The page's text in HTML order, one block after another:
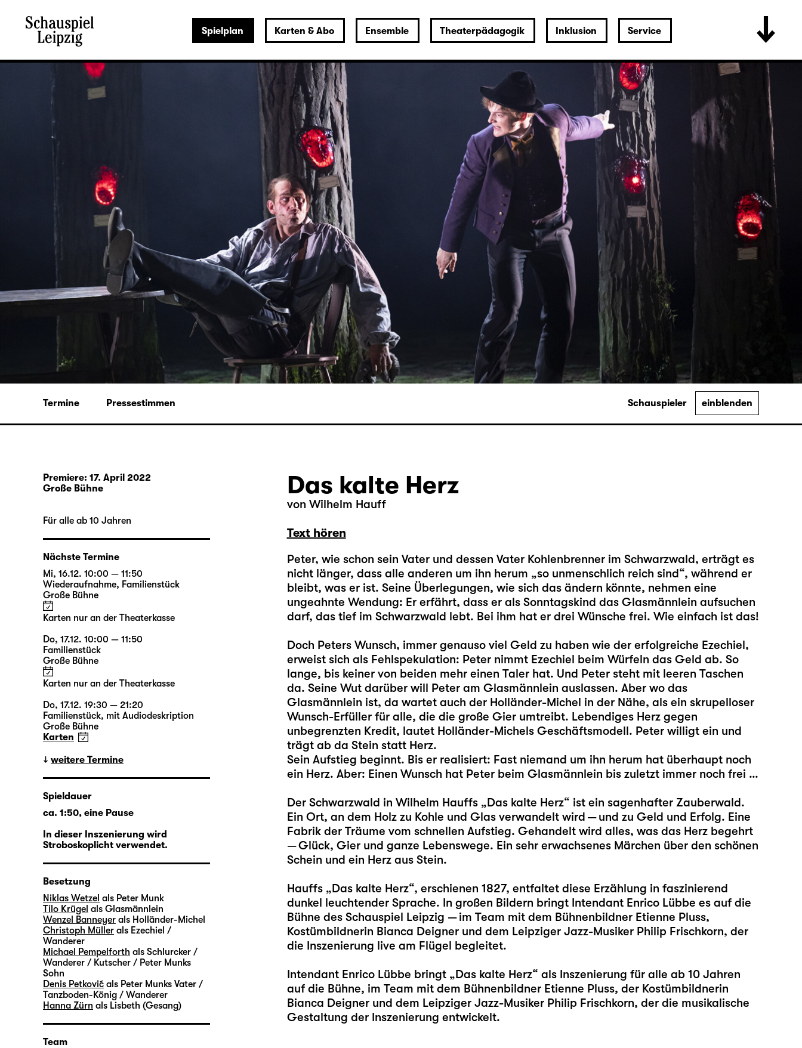
Spielplan Karten & Abo Ensemble Theaterpädagogik Inklusion Service
Termine Pressestimmen Schauspieler einblenden
Das kalte Herz
von Wilhelm Hauff
Text hören
Peter, wie schon sein Vater und dessen Vater Kohlenbrenner im Schwarzwald, erträgt es
nicht länger, dass alle anderen um ihn herum „so unmenschlich reich sind“, während er
bleibt, was er ist. Seine Überlegungen, wie sich das ändern könnte, nehmen eine
ungeahnte Wendung: Er erfährt, dass er als Sonntagskind das Glasmännlein aufsuchen
darf, das tief im Schwarzwald lebt. Bei ihm hat er drei Wünsche frei. Wie einfach ist das!
Doch Peters Wunsch, immer genauso viel Geld zu haben wie der erfolgreiche Ezechiel,
erweist sich als Fehlspekulation: Peter nimmt Ezechiel beim Würfeln das Geld ab. So
lange, bis keiner von beiden mehr einen Taler hat. Und Peter steht mit leeren Taschen
da. Seine Wut darüber will Peter am Glasmännlein auslassen. Aber wo das
Glasmännlein ist, da wartet auch der Holländer-Michel in der Nähe, als ein skrupelloser
Wunsch-Erfüller für alle, die die große Gier umtreibt. Lebendiges Herz gegen
unbegrenzten Kredit, lautet Holländer-Michels Geschäftsmodell. Peter willigt ein und
trägt ab da Stein statt Herz.
Sein Aufstieg beginnt. Bis er realisiert: Fast niemand um ihn herum hat überhaupt noch
ein Herz. Aber: Einen Wunsch hat Peter beim Glasmännlein bis zuletzt immer noch frei …
Der Schwarzwald in Wilhelm Hauffs „Das kalte Herz“ ist ein sagenhafter Zauberwald.
Ein Ort, an dem Holz zu Kohle und Glas verwandelt wird — und zu Geld und Erfolg. Eine
Fabrik der Träume vom schnellen Aufstieg. Gehandelt wird alles, was das Herz begehrt
— Glück, Gier und ganze Lebenswege. Ein sehr erwachsenes Märchen über den schönen
Schein und ein Herz aus Stein.
Hauffs „Das kalte Herz“, erschienen 1827, entfaltet diese Erzählung in faszinierend
dunkel leuchtender Sprache. In großen Bildern bringt Intendant Enrico Lübbe es auf die
Bühne des Schauspiel Leipzig — im Team mit dem Bühnenbildner Etienne Pluss,
Kostümbildnerin Bianca Deigner und dem Leipziger Jazz-Musiker Philip Frischkorn, der
die Inszenierung live am Flügel begleitet.
Intendant Enrico Lübbe bringt „Das kalte Herz“ als Inszenierung für alle ab 10 Jahren
auf die Bühne, im Team mit dem Bühnenbildner Etienne Pluss, der Kostümbildnerin
Bianca Deigner und dem Leipziger Jazz-Musiker Philip Frischkorn, der die musikalische
Gestaltung der Inszenierung entwickelt.
Premiere: 17. April 2022
Große Bühne
Für alle ab 10 Jahren
Nächste Termine
Mi, 16.12. 10:00 — 11:50
Wiederaufnahme, Familienstück
Große Bühne
Karten nur an der Theaterkasse
Do, 17.12. 10:00 — 11:50
Familienstück
Große Bühne
Karten nur an der Theaterkasse
Do, 17.12. 19:30 — 21:20
Familienstück, mit Audiodeskription
Große Bühne
Karten
weitere Termine
Spieldauer
ca. 1:50, eine Pause
In dieser Inszenierung wird
Stroboskoplicht verwendet.
Besetzung
Niklas Wetzel als Peter Munk
Tilo Krügel als Glasmännlein
Wenzel Banneyer als Holländer-Michel
Christoph Müller als Ezechiel /
Wanderer
Michael Pempelforth als Schlurcker /
Wanderer / Kutscher / Peter Munks
Sohn
Denis Petković als Peter Munks Vater /
Tanzboden-König / Wanderer
Hanna Zürn als Lisbeth (Gesang)
Team